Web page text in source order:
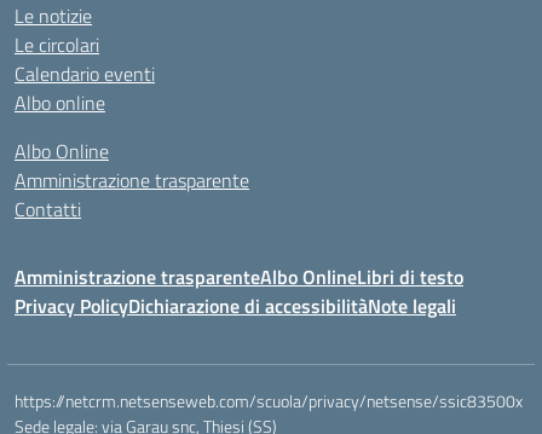
Le notizie
Le circolari
Calendario eventi
Albo online
Albo Online
Amministrazione trasparente
Contatti
Amministrazione trasparenteAlbo OnlineLibri di testo
Privacy PolicyDichiarazione di accessibilitàNote legali
https://netcrm.netsenseweb.com/scuola/privacy/netsense/ssic83500x
Sede legale: via Garau snc, Thiesi (SS)